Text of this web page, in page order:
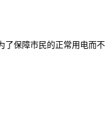
了保障市民的正常用电而不